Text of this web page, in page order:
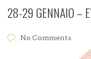
28-29 GENNAIO –
No Comments